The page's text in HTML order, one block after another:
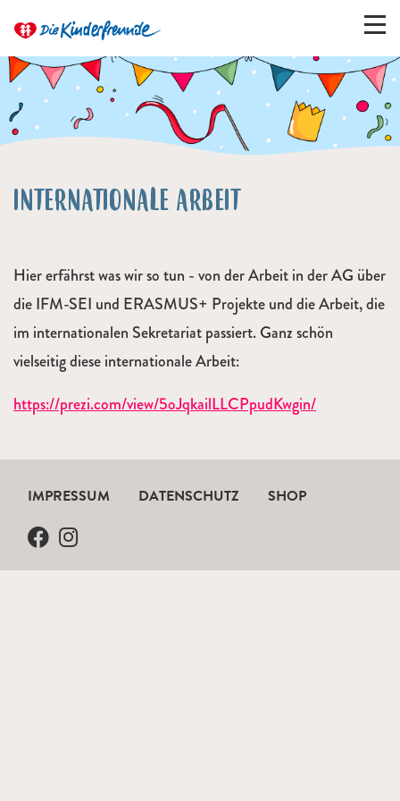
INTERNATIONALE ARBEIT
Hier erfährst was wir so tun - von der Arbeit in der AG über
die IFM-SEI und ERASMUS+ Projekte und die Arbeit, die
im internationalen Sekretariat passiert. Ganz schön
vielseitig diese internationale Arbeit:
https://prezi.com/view/5oJqkailLLCPpudKwgin/
IMPRESSUM DATENSCHUTZ SHOP
Facebook Kinderfreunde Österreich
Instagram Kinderfreunde Österreich